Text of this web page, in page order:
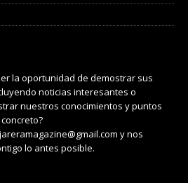
la oportunidad de demostrar sus
noticias interesantes o
nuestros conocimientos y puntos
y nos
lo antes posible.